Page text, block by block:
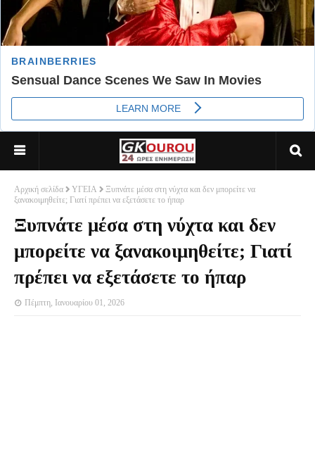
Αρχική σελίδα ΥΓΕΙΑ
Ξυπνάτε μέσα στη νύχτα και δεν μπορείτε να
ξανακοιμηθείτε; Γιατί πρέπει να εξετάσετε το ήπαρ
Ξυπνάτε μέσα στη νύχτα και δεν
μπορείτε να ξανακοιμηθείτε; Γιατί
πρέπει να εξετάσετε το ήπαρ
Πέμπτη, Ιανουαρίου 01, 2026